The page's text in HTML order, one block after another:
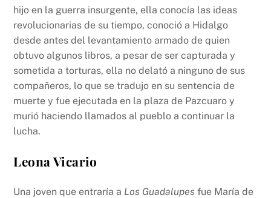
hijo en la guerra insurgente, ella conocía las ideas
revolucionarias de su tiempo, conoció a Hidalgo
desde antes del levantamiento armado de quien
obtuvo algunos libros, a pesar de ser capturada y
sometida a torturas, ella no delató a ninguno de sus
compañeros, lo que se tradujo en su sentencia de
muerte y fue ejecutada en la plaza de Pazcuaro y
murió haciendo llamados al pueblo a continuar la
lucha.
Leona Vicario
Una joven que entraría a Los Guadalupes fue María de